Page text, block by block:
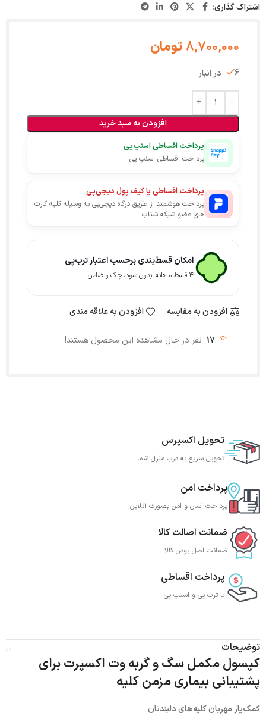
اشتراک گذاری:
8,700,000تومان
6 در انبار
افزودن به سبد خرید
پرداخت اقساطی اسنپ‌پی
پرداخت اقساطی اسنپ پی
پرداخت اقساطی یا کیف پول دیجی‌پی
پرداخت هوشمند از طریق درگاه دیجی‌پی به وسیله کلیه کارت
های عضو شبکه شتاب
امکان قسط‌بندی برحسب اعتبار ترب‌پی
۴ قسط ماهانه. بدون سود، چک و ضامن.
افزودن به مقایسه افزودن به علاقه مندی
17 نفر در حال مشاهده این محصول هستند!
تحویل اکسپرس
تحویل سریع به درب منزل شما
پرداخت امن
پرداخت آسان و امن بصورت آنلاین
ضمانت اصالت کالا
ضمانت اصل بودن کالا
پرداخت اقساطی
با ترب‌ پی و اسنپ پی
توضیحات
کپسول مکمل سگ و گربه وت اکسپرت برای
پشتیبانی بیماری مزمن کلیه
کمک‌یار مهربان کلیه‌های دلبندتان